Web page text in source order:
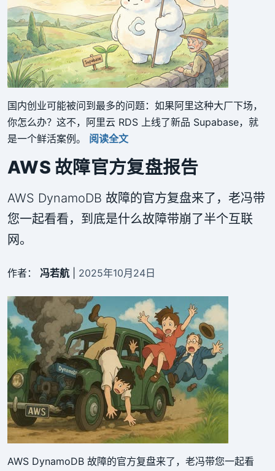
国内创业可能被问到最多的问题：如果阿里这种大厂下场，
你怎么办？这不，阿里云 RDS 上线了新品 Supabase，就
是一个鲜活案例。 阅读全文
AWS 故障官方复盘报告
AWS DynamoDB 故障的官方复盘来了，老冯带
您一起看看，到底是什么故障带崩了半个互联
网。
作者： 冯若航 2025年10月24日
AWS DynamoDB 故障的官方复盘来了，老冯带您一起看